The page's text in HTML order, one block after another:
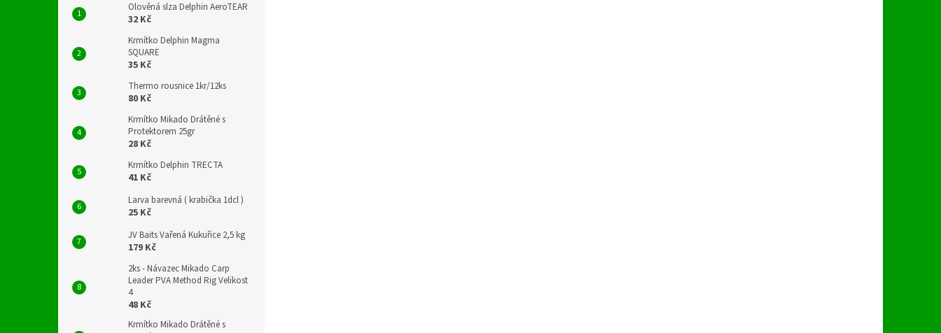
Olověná slza Delphin AeroTEAR
32 Kč
Krmítko Delphin Magma
SQUARE
35 Kč
Thermo rousnice 1kr/12ks
80 Kč
Krmítko Mikado Drátěné s
Protektorem 25gr
28 Kč
Krmítko Delphin TRECTA
41 Kč
Larva barevná ( krabička 1dcl )
25 Kč
JV Baits Vařená Kukuřice 2,5 kg
179 Kč
2ks - Návazec Mikado Carp
Leader PVA Method Rig Velikost
4
48 Kč
Krmítko Mikado Drátěné s